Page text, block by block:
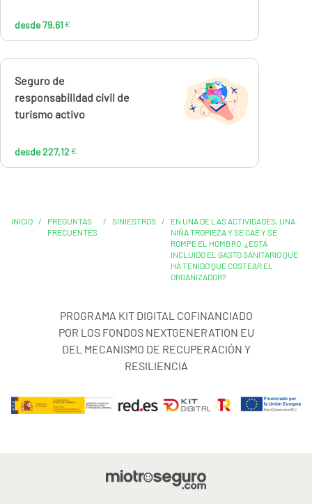
desde 79,61 €
Calcúlalo ahora
Seguro de
responsabilidad civil de
turismo activo
desde 227,12 €
227,12€
INICIO /
PREGUNTAS
FRECUENTES
/ SINIESTROS /
EN UNA DE LAS ACTIVIDADES, UNA
NIÑA TROPIEZA Y SE CAE Y SE
ROMPE EL HOMBRO. ¿ESTÁ
INCLUIDO EL GASTO SANITARIO QUE
HA TENIDO QUE COSTEAR EL
ORGANIZADOR?
PROGRAMA KIT DIGITAL COFINANCIADO
POR LOS FONDOS NEXTGENERATION EU
DEL MECANISMO DE RECUPERACIÓN Y
RESILIENCIA